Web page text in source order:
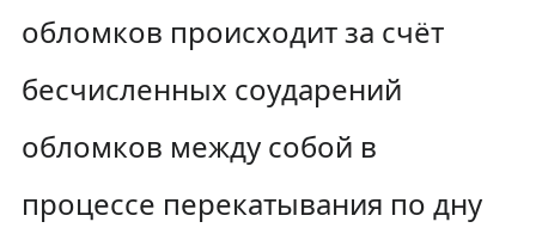
обломков происходит за счёт
бесчисленных соударений
обломков между собой в
процессе перекатывания по дну